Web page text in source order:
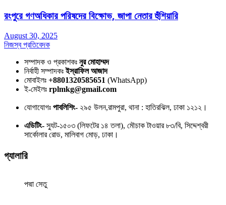
রংপুরে গণঅধিকার পরিষদের বিক্ষোভ, জাপা নেতার হুঁশিয়ারি
August 30, 2025
নিজস্ব প্রতিবেদক
সম্পাদক ও প্রকাশকঃ নুর মোহাম্মদ
নির্বাহী সম্পাদকঃইস্রাফিল আজাদ
মোবাইলঃ +8801320585651 (WhatsApp)
ই-মেইলঃ rplmkg@gmail.com
যোগাযোগঃ পাবলিশিং- ২৯৫ উলন,রামপুরা, থানা : হাতিরঝিল, ঢাকা ১২১২।
এডিটিং- স্যুট-১৫০৩ (লিফটের ১৪ তলা), মৌচাক টাওয়ার ৮৩/বি, সিদ্দেশ্বরী
সার্কোলার রোড, মালিবাগ মোড়, ঢাকা।
গ্যালারি
পদ্মা সেতু